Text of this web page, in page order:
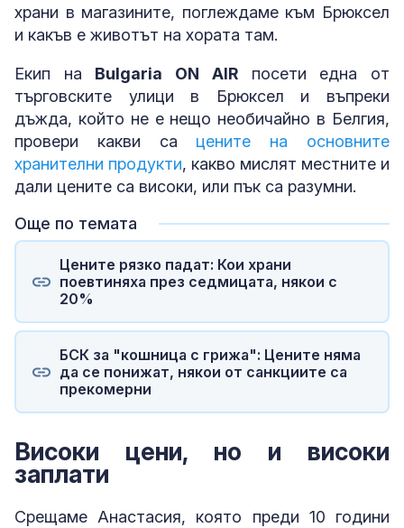
храни в магазините, поглеждаме към Брюксел
и какъв е животът на хората там.
Екип на Bulgaria ON AIRпосети една от
търговските улици в Брюксел и въпреки
дъжда, който не е нещо необичайно в Белгия,
провери какви са цените на основните
хранителни продукти, какво мислят местните и
дали цените са високи, или пък са разумни.
Още по темата
Цените рязко падат: Кои храни
поевтиняха през седмицата, някои с
20%
БСК за "кошница с грижа": Цените няма
да се понижат, някои от санкциите са
прекомерни
Високи цени, но и високи
заплати
Срещаме Анастасия, която преди 10 години